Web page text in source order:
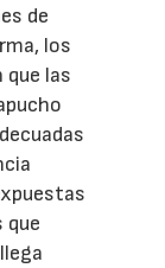
de
los
que las
que